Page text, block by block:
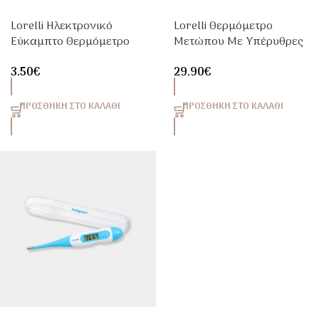
Lorelli Ηλεκτρονικό
Εύκαμπτο Θερμόμετρο
3.50€
ΠΡΟΣΘΉΚΗ ΣΤΟ ΚΑΛΆΘΙ
Lorelli Θερμόμετρο
Μετώπου Με Υπέρυθρες
29.90€
ΠΡΟΣΘΉΚΗ ΣΤΟ ΚΑΛΆΘΙ